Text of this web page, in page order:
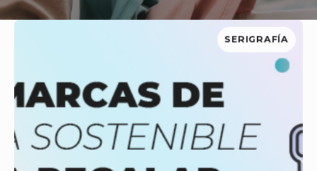
SERIGRAFÍA